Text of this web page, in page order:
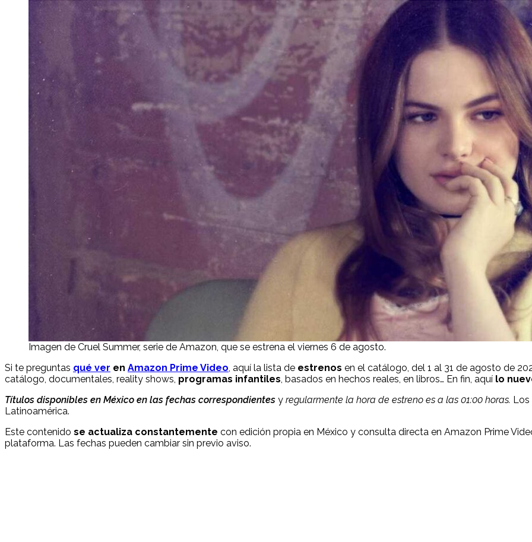
Imagen de Cruel Summer, serie de Amazon, que se estrena el viernes 6 de agosto.
Si te preguntas qué ver en Amazon Prime Video , aquí la lista de estrenos en el catálogo, del 1 al 31 de agosto de
catálogo, documentales, reality shows, programas infantiles , basados en hechos reales, en libros… En fin, aquí lo
Títulos disponibles en México en las fechas correspondientes y regularmente la hora de estreno es a las 01:00 horas. Los
Latinoamérica.
Este contenido se actualiza constantemente con edición propia en México y consulta directa en Amazon Prime
plataforma. Las fechas pueden cambiar sin previo aviso.